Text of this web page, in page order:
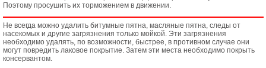
Поэтому просушить их торможением в движении.
Не всегда можно удалить битумные пятна, масляные пятна, следы от
насекомых и другие загрязнения только мойкой. Эти загрязнения
необходимо удалять, по возможности, быстрее, в противном случае они
могут повредить лаковое покрытие. Затем эти места необходимо покрыть
консервантом.